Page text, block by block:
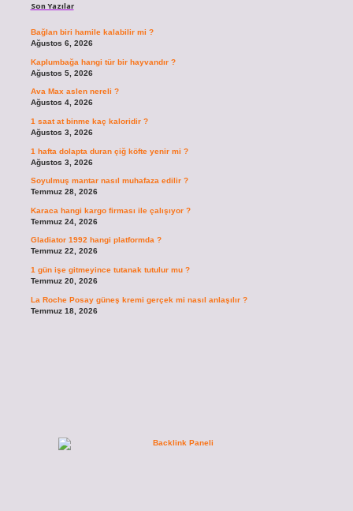
Son Yazılar
Bağlan biri hamile kalabilir mi ?
Ağustos 6, 2026
Kaplumbağa hangi tür bir hayvandır ?
Ağustos 5, 2026
Ava Max aslen nereli ?
Ağustos 4, 2026
1 saat at binme kaç kaloridir ?
Ağustos 3, 2026
1 hafta dolapta duran çiğ köfte yenir mi ?
Ağustos 3, 2026
Soyulmuş mantar nasıl muhafaza edilir ?
Temmuz 28, 2026
Karaca hangi kargo firması ile çalışıyor ?
Temmuz 24, 2026
Gladiator 1992 hangi platformda ?
Temmuz 22, 2026
1 gün işe gitmeyince tutanak tutulur mu ?
Temmuz 20, 2026
La Roche Posay güneş kremi gerçek mi nasıl anlaşılır ?
Temmuz 18, 2026